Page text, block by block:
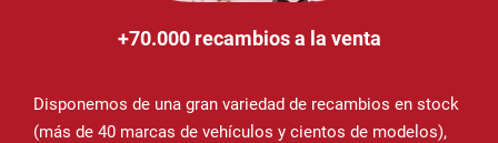
+70.000 recambios a la venta
Disponemos de una gran variedad de recambios en stock
(más de 40 marcas de vehículos y cientos de modelos),